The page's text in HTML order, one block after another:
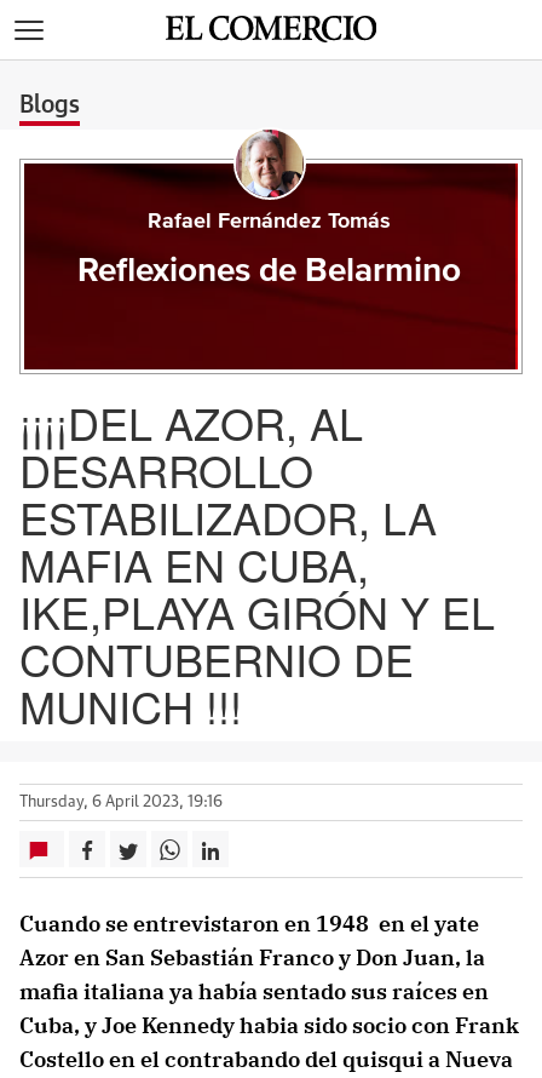
Blogs
Rafael Fernández Tomás
Reflexiones de Belarmino
¡¡¡¡DEL AZOR, AL
DESARROLLO
ESTABILIZADOR, LA
MAFIA EN CUBA,
IKE,PLAYA GIRÓN Y EL
CONTUBERNIO DE
MUNICH !!!
Thursday, 6 April 2023, 19:16
Cuando se entrevistaron en 1948 en el yate
Azor en San Sebastián Franco y Don Juan, la
mafia italiana ya había sentado sus raíces en
Cuba, y Joe Kennedy habia sido socio con Frank
Costello en el contrabando del quisqui a Nueva